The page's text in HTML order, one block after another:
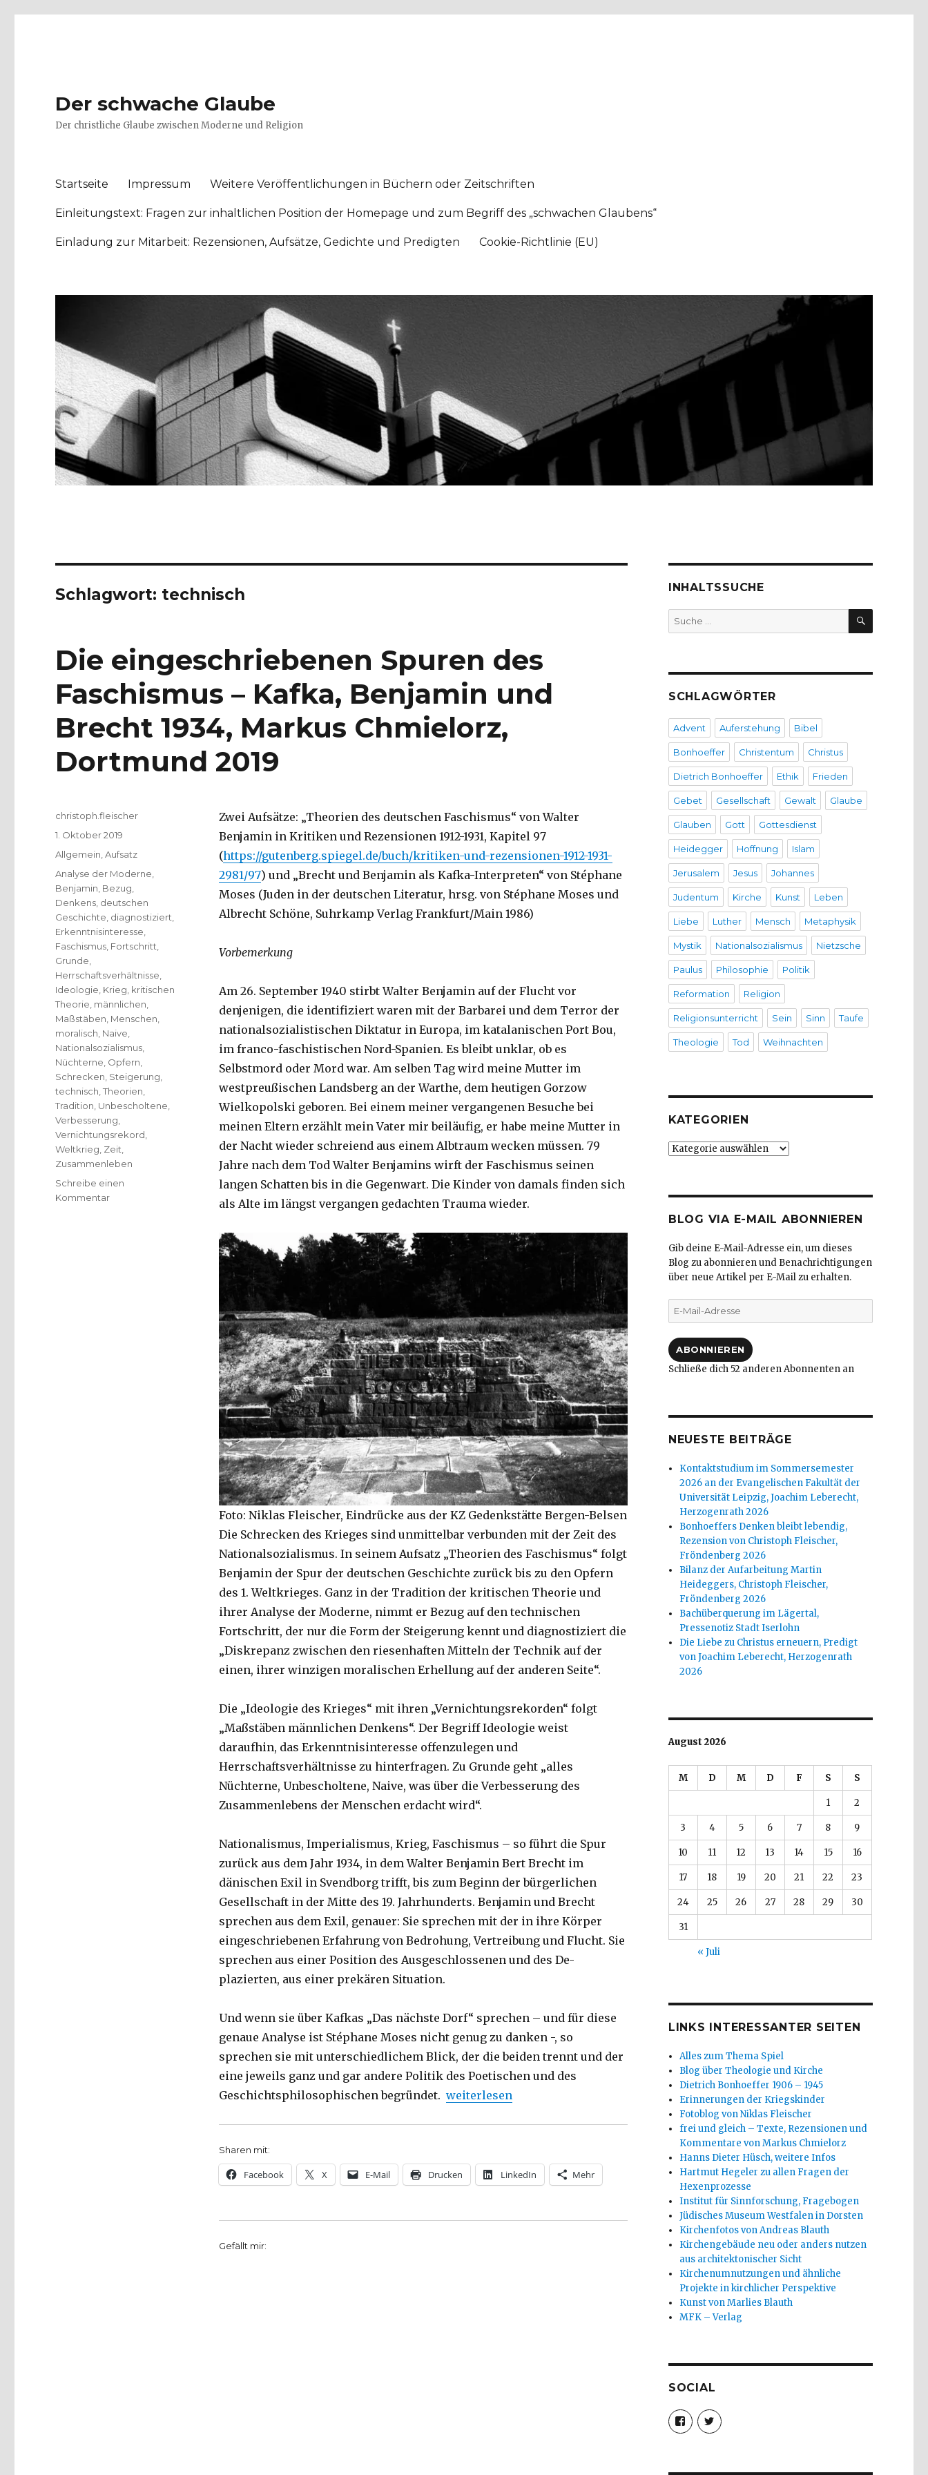
Der schwache Glaube
Der christliche Glaube zwischen Moderne und Religion
Startseite Impressum Weitere Veröffentlichungen in Büchern oder Zeitschriften
Einleitungstext: Fragen zur inhaltlichen Position der Homepage und zum Begriff des „schwachen Glaubens“
Einladung zur Mitarbeit: Rezensionen, Aufsätze, Gedichte und Predigten Cookie-Richtlinie (EU)
Schlagwort: technisch
Die eingeschriebenen Spuren des
Faschismus – Kafka, Benjamin und
Brecht 1934, Markus Chmielorz,
Dortmund 2019
Zwei Aufsätze: „Theorien des deutschen Faschismus“ von Walter
Benjamin in Kritiken und Rezensionen 1912-1931, Kapitel 97
(https://gutenberg.spiegel.de/buch/kritiken-und-rezensionen-1912-1931-
2981/97) und „Brecht und Benjamin als Kafka-Interpreten“ von Stéphane
Moses (Juden in der deutschen Literatur, hrsg. von Stéphane Moses und
Albrecht Schöne, Suhrkamp Verlag Frankfurt/Main 1986)
Vorbemerkung
Am 26. September 1940 stirbt Walter Benjamin auf der Flucht vor
denjenigen, die identifiziert waren mit der Barbarei und dem Terror der
nationalsozialistischen Diktatur in Europa, im katalanischen Port Bou,
im franco-faschistischen Nord-Spanien. Es bleibt unklar, ob es
Selbstmord oder Mord war. Am selben Tag wird meine Mutter im
westpreußischen Landsberg an der Warthe, dem heutigen Gorzow
Wielkopolski geboren. Bei einem meiner vergangenen Besuche bei
meinen Eltern erzählt mein Vater mir beiläufig, er habe meine Mutter in
der Nacht wieder schreiend aus einem Albtraum wecken müssen. 79
Jahre nach dem Tod Walter Benjamins wirft der Faschismus seinen
langen Schatten bis in die Gegenwart. Die Kinder von damals finden sich
als Alte im längst vergangen gedachten Trauma wieder.
Foto: Niklas Fleischer, Eindrücke aus der KZ Gedenkstätte Bergen-Belsen
Die Schrecken des Krieges sind unmittelbar verbunden mit der Zeit des
Nationalsozialismus. In seinem Aufsatz „Theorien des Faschismus“ folgt
Benjamin der Spur der deutschen Geschichte zurück bis zu den Opfern
des 1. Weltkrieges. Ganz in der Tradition der kritischen Theorie und
ihrer Analyse der Moderne, nimmt er Bezug auf den technischen
Fortschritt, der nur die Form der Steigerung kennt und diagnostiziert die
„Diskrepanz zwischen den riesenhaften Mitteln der Technik auf der
einen, ihrer winzigen moralischen Erhellung auf der anderen Seite“.
Die „Ideologie des Krieges“ mit ihren „Vernichtungsrekorden“ folgt
„Maßstäben männlichen Denkens“. Der Begriff Ideologie weist
daraufhin, das Erkenntnisinteresse offenzulegen und
Herrschaftsverhältnisse zu hinterfragen. Zu Grunde geht „alles
Nüchterne, Unbescholtene, Naive, was über die Verbesserung des
Zusammenlebens der Menschen erdacht wird“.
Nationalismus, Imperialismus, Krieg, Faschismus – so führt die Spur
zurück aus dem Jahr 1934, in dem Walter Benjamin Bert Brecht im
dänischen Exil in Svendborg trifft, bis zum Beginn der bürgerlichen
Gesellschaft in der Mitte des 19. Jahrhunderts. Benjamin und Brecht
sprechen aus dem Exil, genauer: Sie sprechen mit der in ihre Körper
eingeschriebenen Erfahrung von Bedrohung, Vertreibung und Flucht. Sie
sprechen aus einer Position des Ausgeschlossenen und des De-
plazierten, aus einer prekären Situation.
Und wenn sie über Kafkas „Das nächste Dorf“ sprechen – und für diese
genaue Analyse ist Stéphane Moses nicht genug zu danken -, so
sprechen sie mit unterschiedlichem Blick, der die beiden trennt und der
eine jeweils ganz und gar andere Politik des Poetischen und des
Geschichtsphilosophischen begründet. „Die eingeschriebenen Spuren des Faschismus – Kafka, Benjamin und Brecht 1934,
weiterlesen
Sharen mit:
Facebook X E-Mail Drucken LinkedIn Mehr
Gefällt mir:
Autor
christoph.fleischer
Veröffentlicht
am
1. Oktober 2019
Kategorien
Allgemein ,Aufsatz
Schlagwörter
Analyse der Moderne
Benjamin Bezug
Denkens deutschen
Geschichte diagnostiziert
Erkenntnisinteresse
Faschismus Fortschritt
Grunde
Herrschaftsverhältnisse
Ideologie Krieg kritischen
Theorie männlichen
Maßstäben Menschen
moralisch Naive
Nationalsozialismus
Nüchterne Opfern
Schrecken Steigerung
technisch ,Theorien
Tradition Unbescholtene
Verbesserung
Vernichtungsrekord
Weltkrieg Zeit
Zusammenleben
Schreibe einen
Kommentarzu
INHALTSSUCHE
Suche
nach:
SUCHEN
SCHLAGWÖRTER
Advent Auferstehung Bibel
Bonhoeffer Christentum Christus
Dietrich Bonhoeffer Ethik Frieden
Gebet Gesellschaft Gewalt Glaube
Glauben Gott Gottesdienst
Heidegger Hoffnung Islam
Jerusalem Jesus Johannes
Judentum Kirche Kunst Leben
Liebe Luther Mensch Metaphysik
Mystik Nationalsozialismus Nietzsche
Paulus Philosophie Politik
Reformation Religion
Religionsunterricht Sein Sinn Taufe
Theologie Tod Weihnachten
KATEGORIEN
Kategorien
BLOG VIA E-MAIL ABONNIEREN
Gib deine E-Mail-Adresse ein, um dieses
Blog zu abonnieren und Benachrichtigungen
über neue Artikel per E-Mail zu erhalten.
E-
Mail-
ABONNIEREN
Schließe dich 52 anderen Abonnenten an
NEUESTE BEITRÄGE
Kontaktstudium im Sommersemester
2026 an der Evangelischen Fakultät der
Universität Leipzig, Joachim Leberecht,
Herzogenrath 2026
Bonhoeffers Denken bleibt lebendig,
Rezension von Christoph Fleischer,
Fröndenberg 2026
Bilanz der Aufarbeitung Martin
Heideggers, Christoph Fleischer,
Fröndenberg 2026
Bachüberquerung im Lägertal,
Pressenotiz Stadt Iserlohn
Die Liebe zu Christus erneuern, Predigt
von Joachim Leberecht, Herzogenrath
2026
August 2026
M D M D F S S
1 2
3 4 5 6 7 8 9
10 11 12 13 14 15 16
17 18 19 20 21 22 23
24 25 26 27 28 29 30
31
« Juli
LINKS INTERESSANTER SEITEN
Alles zum Thema Spiel
Blog über Theologie und Kirche
Dietrich Bonhoeffer 1906 – 1945
Erinnerungen der Kriegskinder
Fotoblog von Niklas Fleischer
frei und gleich – Texte, Rezensionen und
Kommentare von Markus Chmielorz
Hanns Dieter Hüsch, weitere Infos
Hartmut Hegeler zu allen Fragen der
Hexenprozesse
Institut für Sinnforschung, Fragebogen
Jüdisches Museum Westfalen in Dorsten
Kirchenfotos von Andreas Blauth
Kirchengebäude neu oder anders nutzen
aus architektonischer Sicht
Kirchenumnutzungen und ähnliche
Projekte in kirchlicher Perspektive
Kunst von Marlies Blauth
MFK – Verlag
SOCIAL
Profil
von
christoph.fleischer1
anzeigen
Profil
von
anzeigen